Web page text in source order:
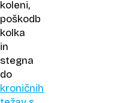
koleni,
poškodb
kolka
in
stegna
do
kroničnih